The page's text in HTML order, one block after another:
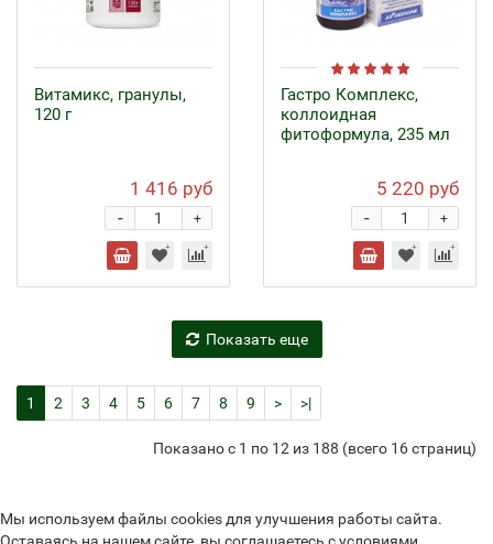
Витамикс, гранулы,
120 г
1 416 руб
+
-
Гастро Комплекс,
коллоидная
фитоформула, 235 мл
5 220 руб
+
-
Показать еще
1 2 3 4 5 6 7 8 9 > >|
Показано с 1 по 12 из 188 (всего 16 страниц)
Мы используем файлы cookies для улучшения работы сайта.